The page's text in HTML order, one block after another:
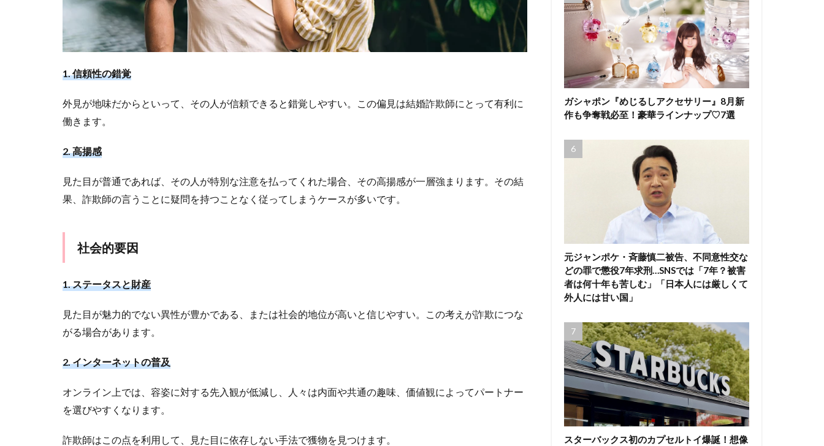
1. 信頼性の錯覚
外見が地味だからといって、その人が信頼できると錯覚しやすい。この偏見は結婚詐欺師にとって有利に
働きます。
2. 高揚感
見た目が普通であれば、その人が特別な注意を払ってくれた場合、その高揚感が一層強まります。その結
果、詐欺師の言うことに疑問を持つことなく従ってしまうケースが多いです。
社会的要因
1. ステータスと財産
見た目が魅力的でない異性が豊かである、または社会的地位が高いと信じやすい。この考えが詐欺につな
がる場合があります。
2. インターネットの普及
オンライン上では、容姿に対する先入観が低減し、人々は内面や共通の趣味、価値観によってパートナー
を選びやすくなります。
詐欺師はこの点を利用して、見た目に依存しない手法で獲物を見つけます。
ガシャポン『めじるしアクセサリー』8月新
作も争奪戦必至！豪華ラインナップ♡7選
元ジャンポケ・斉藤慎二被告、不同意性交な
どの罪で懲役7年求刑…SNSでは「7年？被害
者は何十年も苦しむ」「日本人には厳しくて
外人には甘い国」
スターバックス初のカプセルトイ爆誕！想像